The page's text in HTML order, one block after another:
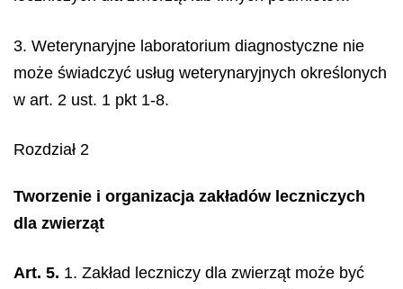
3. Weterynaryjne laboratorium diagnostyczne nie
może świadczyć usług weterynaryjnych określonych
w art. 2 ust. 1 pkt 1-8.
Rozdział 2
Tworzenie i organizacja zakładów leczniczych
dla zwierząt
Art. 5. 1. Zakład leczniczy dla zwierząt może być